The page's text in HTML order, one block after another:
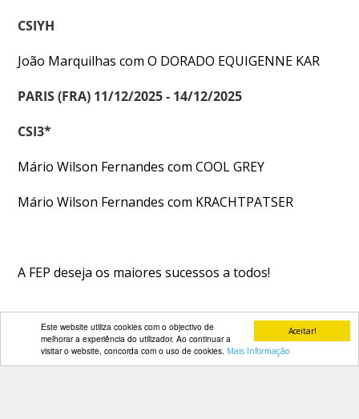
Aceitar!
Este website utiliza cookies com o objectivo de
melhorar a experiência do utilizador. Ao continuar a
visitar o website, concorda com o uso de cookies. Mais Informação
CSIYH
João Marquilhas com O DORADO EQUIGENNE KAR
PARIS (FRA) 11/12/2025 - 14/12/2025
CSI3*
Mário Wilson Fernandes com COOL GREY
Mário Wilson Fernandes com KRACHTPATSER
A FEP deseja os maiores sucessos a todos!
PARCEIROS